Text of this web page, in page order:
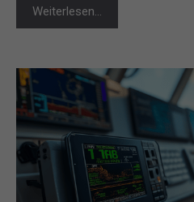
Weiterlesen…